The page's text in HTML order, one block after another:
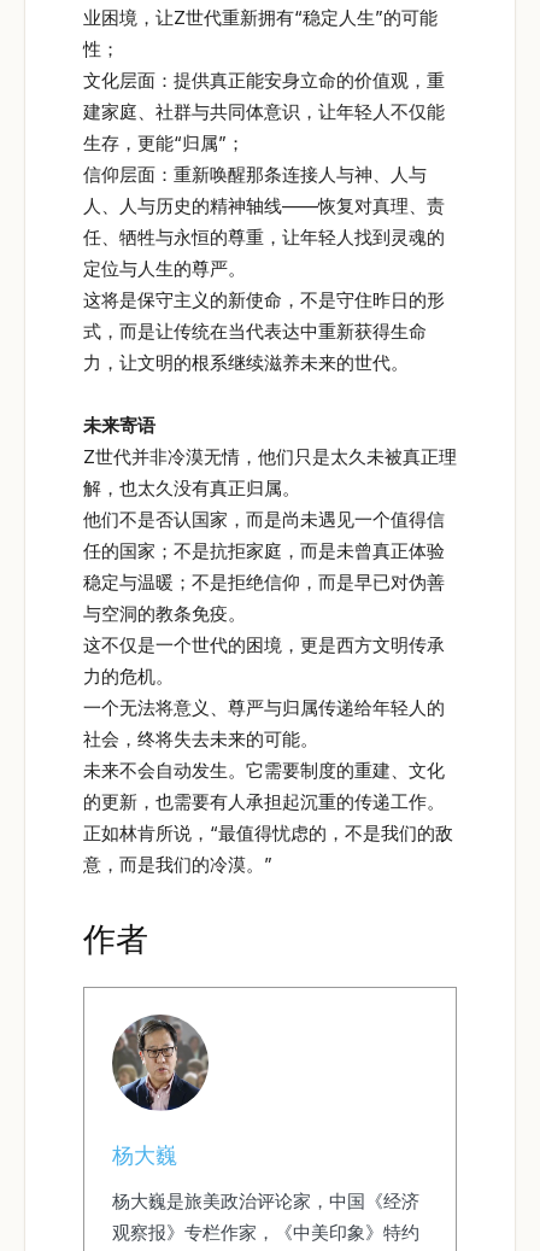
业困境，让Z世代重新拥有“稳定人生”的可能
性；
文化层面：提供真正能安身立命的价值观，重
建家庭、社群与共同体意识，让年轻人不仅能
生存，更能“归属”；
信仰层面：重新唤醒那条连接人与神、人与
人、人与历史的精神轴线——恢复对真理、责
任、牺牲与永恒的尊重，让年轻人找到灵魂的
定位与人生的尊严。
这将是保守主义的新使命，不是守住昨日的形
式，而是让传统在当代表达中重新获得生命
力，让文明的根系继续滋养未来的世代。
未来寄语
Z世代并非冷漠无情，他们只是太久未被真正理
解，也太久没有真正归属。
他们不是否认国家，而是尚未遇见一个值得信
任的国家；不是抗拒家庭，而是未曾真正体验
稳定与温暖；不是拒绝信仰，而是早已对伪善
与空洞的教条免疫。
这不仅是一个世代的困境，更是西方文明传承
力的危机。
一个无法将意义、尊严与归属传递给年轻人的
社会，终将失去未来的可能。
未来不会自动发生。它需要制度的重建、文化
的更新，也需要有人承担起沉重的传递工作。
正如林肯所说，“最值得忧虑的，不是我们的敌
意，而是我们的冷漠。”
作者
杨大巍
杨大巍是旅美政治评论家，中国《经济
观察报》专栏作家，《中美印象》特约